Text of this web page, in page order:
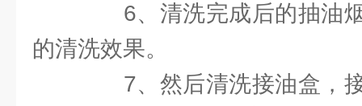
6、清洗完成后的抽油烟
的清洗效果。
7、然后清洗接油盒，接